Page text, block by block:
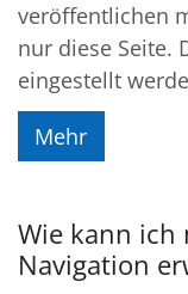
veröffentlichen
nur diese Seite.
eingestellt
Mehr
Wie kann ich
Navigation